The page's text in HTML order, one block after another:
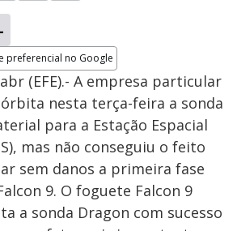
preferencial no Google
(EFE).- A empresa particular
órbita nesta terça-feira a sonda
para a Estação Espacial
mas não conseguiu o feito
sem danos a primeira fase
9. O foguete Falcon 9
a sonda Dragon com sucesso